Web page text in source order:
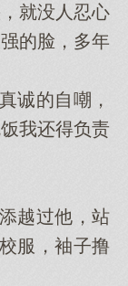
就没人忍心
的脸，多年
的自嘲，
我还得负责
越过他，站
服，袖子撸